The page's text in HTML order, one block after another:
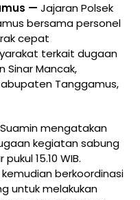
— Jajaran Polsek
bersama personel
cepat
terkait dugaan
Sinar Mancak,
Tanggamus,
mengatakan
kegiatan sabung
15.10 WIB.
berkoordinasi
untuk melakukan